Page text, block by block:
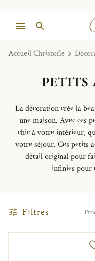
Accueil Christofle
PETITS
Ladécorationcrée la
une maison. Avec ces
chic à votre intérieur,
votre séjour. Ces petits
détail original pour
infinies pour
Filtres